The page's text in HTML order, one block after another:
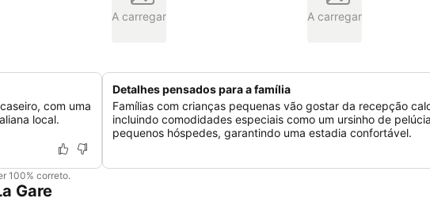
A carregar A carregar
com uma
local.
Detalhes pensados para a família
Famílias com crianças pequenas vão gostar da recepção
incluindo comodidades especiais como um ursinho de
pequenos hóspedes, garantindo uma estadia confortável.
100% correto.
Gare